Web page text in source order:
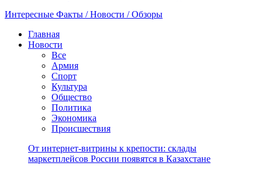
Интересные Факты / Новости / Обзоры
Главная
Новости
Все
Армия
Спорт
Культура
Общество
Политика
Экономика
Происшествия
От интернет-витрины к крепости: склады
маркетплейсов России появятся в Казахстане